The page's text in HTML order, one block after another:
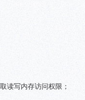
读写内存访问权限；